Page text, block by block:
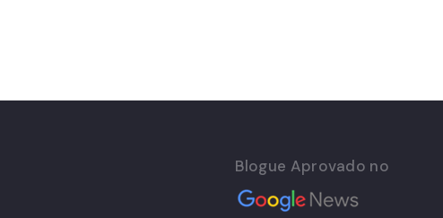
Blogue Aprovado no